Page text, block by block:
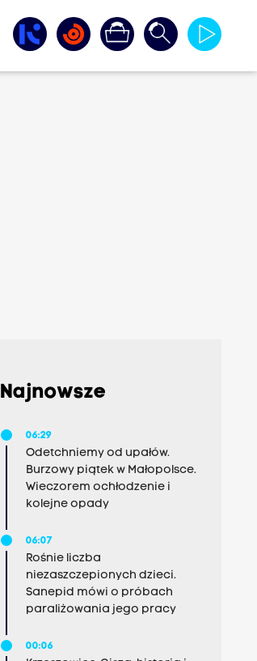
Najnowsze
06:29
Odetchniemy od upałów.
Burzowy piątek w Małopolsce.
Wieczorem ochłodzenie i
kolejne opady
06:07
Rośnie liczba
niezaszczepionych dzieci.
Sanepid mówi o próbach
paraliżowania jego pracy
00:06